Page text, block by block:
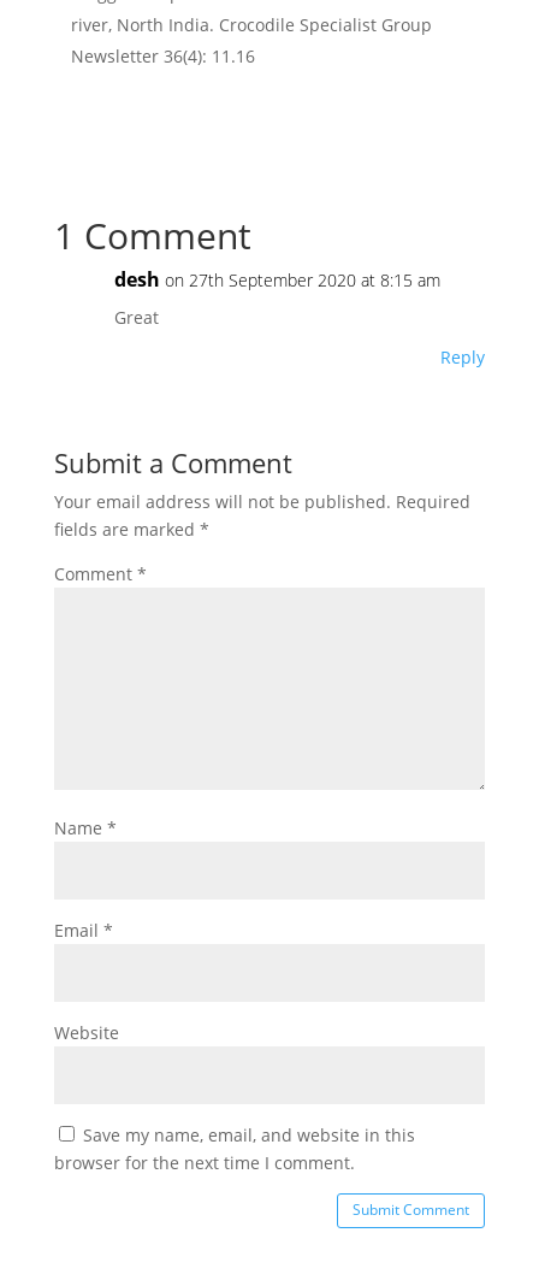
river, North India. Crocodile Specialist Group
Newsletter 36(4): 11.16
1 Comment
desh on 27th September 2020 at 8:15 am
Great
Reply
Submit a Comment
Your email address will not be published. Required
fields are marked *
Comment *
Name *
Email *
Website
Save my name, email, and website in this
browser for the next time I comment.